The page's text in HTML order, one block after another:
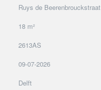
Ruys de Beerenbrouckstraat
18 m²
2613AS
09-07-2026
Delft